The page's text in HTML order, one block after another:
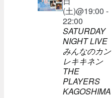
(土)@19:00 -
22:00
SATURDAY
NIGHT LIVE
みんなのカン
レキキネン
THE
PLAYERS
KAGOSHIMA